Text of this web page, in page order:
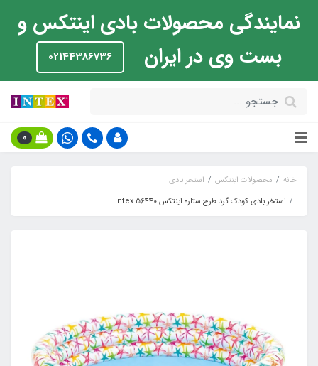
نمایندگی محصولات بادی اینتکس و
بست وی در ایران
02144386736
0
خانه محصولات اینتکس
استخر بادی
استخر بادی کودک گرد طرح ستاره اینتکس intex 56440